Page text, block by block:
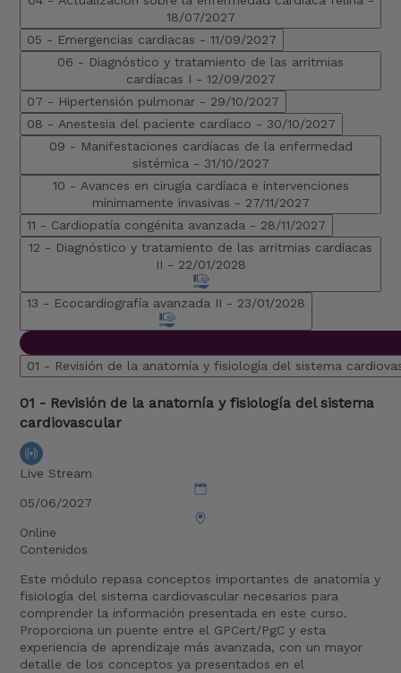
18/07/2027
05 - Emergencias cardiacas -11/09/2027
06 - Diagnóstico y tratamiento de las arritmias
cardíacas I - 12/09/2027
07 - Hipertensión pulmonar - 29/10/2027
08 - Anestesia del paciente cardíaco - 30/10/2027
09 - Manifestaciones cardíacas de la enfermedad
sistémica - 31/10/2027
10 - Avances en cirugía cardíaca e intervenciones
mínimamente invasivas - 27/11/2027
11 - Cardiopatía congénita avanzada - 28/11/2027
12 - Diagnóstico y tratamiento de las arritmias cardíacas
II - 22/01/2028
13 - Ecocardiografía avanzada II - 23/01/2028
01 - Revisión de la anatomía y fisiología del sistema
01 - Revisión de la anatomía y fisiología del sistema
cardiovascular
Live Stream
05/06/2027
Online
Contenidos
Este módulo repasa conceptos importantes de anatomía y
fisiología del sistema cardiovascular necesarios para
comprender la información presentada en este curso.
Proporciona un puente entre el GPCert/PgC y esta
experiencia de aprendizaje más avanzada, con un mayor
detalle de los conceptos ya presentados en el